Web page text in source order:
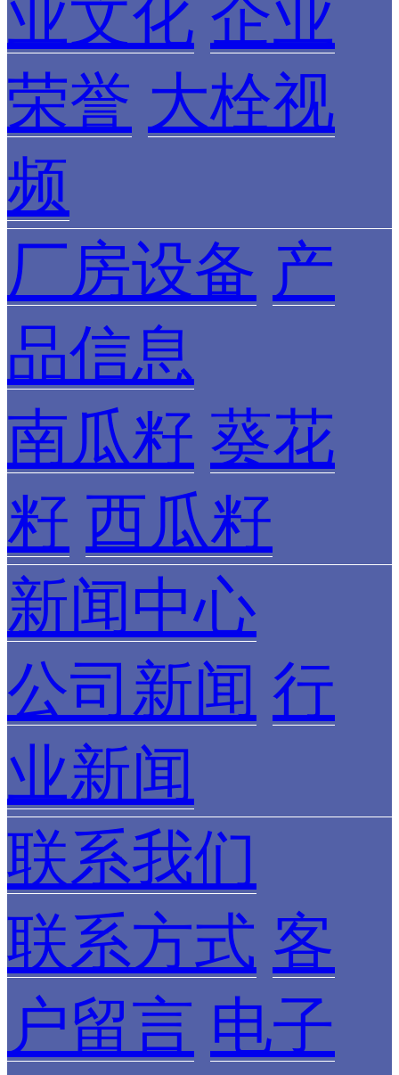
业文化 企业
荣誉 大栓视
频
厂房设备 产
品信息
南瓜籽 葵花
籽 西瓜籽
新闻中心
公司新闻 行
业新闻
联系我们
联系方式 客
户留言 电子